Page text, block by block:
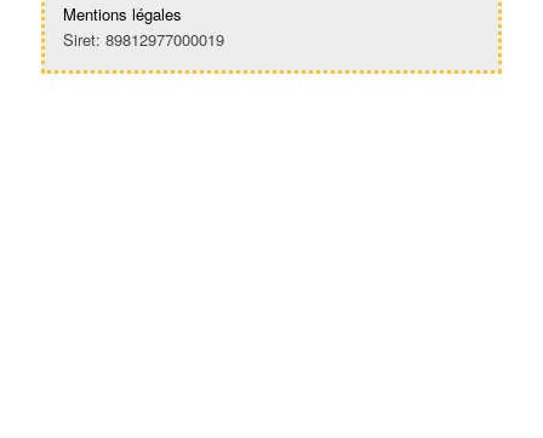
Mentions légales
Siret: 89812977000019